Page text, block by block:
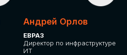
Андрей Орлов
ЕВРАЗ
Директор по инфраструктуре
ИТ